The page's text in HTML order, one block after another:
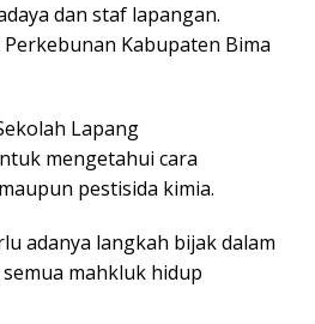
dan staf lapangan.
Kabupaten Bima
Lapang
mengetahui cara
pestisida kimia.
adanya langkah bijak dalam
mahkluk hidup